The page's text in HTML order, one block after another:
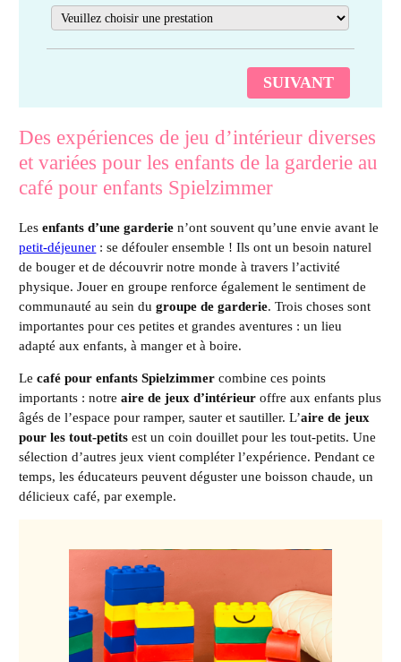
SUIVANT
Des expériences de jeu d’intérieur diverses
et variées pour les enfants de la garderie au
café pour enfants Spielzimmer
Lesenfants d’une garderie n’ont souvent qu’une envie avant le
petit-déjeuner : se défouler ensemble ! Ils ont un besoin naturel
de bouger et de découvrir notre monde à travers l’activité
physique. Jouer en groupe renforce également le sentiment de
communauté au sein dugroupe de garderie. Trois choses sont
importantes pour ces petites et grandes aventures : un lieu
adapté aux enfants, à manger et à boire.
Lecafé pour enfants Spielzimmer combine ces points
importants : notreaire de jeux d’intérieur offre aux enfants plus
âgés de l’espace pour ramper, sauter et sautiller. L’aire de jeux
pour les tout-petits est un coin douillet pour les tout-petits. Une
sélection d’autres jeux vient compléter l’expérience. Pendant ce
temps, les éducateurs peuvent déguster une boisson chaude, un
délicieux café, par exemple.